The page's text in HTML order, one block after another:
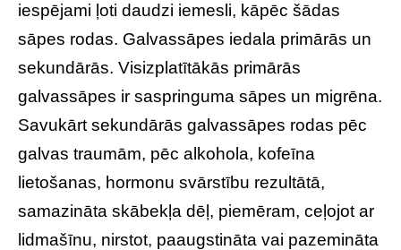
iespējami ļoti daudzi iemesli, kāpēc šādas
sāpes rodas. Galvassāpes iedala primārās un
sekundārās. Visizplatītākās primārās
galvassāpes ir saspringuma sāpes un migrēna.
Savukārt sekundārās galvassāpes rodas pēc
galvas traumām, pēc alkohola, kofeīna
lietošanas, hormonu svārstību rezultātā,
samazināta skābekļa dēļ, piemēram, ceļojot ar
lidmašīnu, nirstot, paaugstināta vai pazemināta